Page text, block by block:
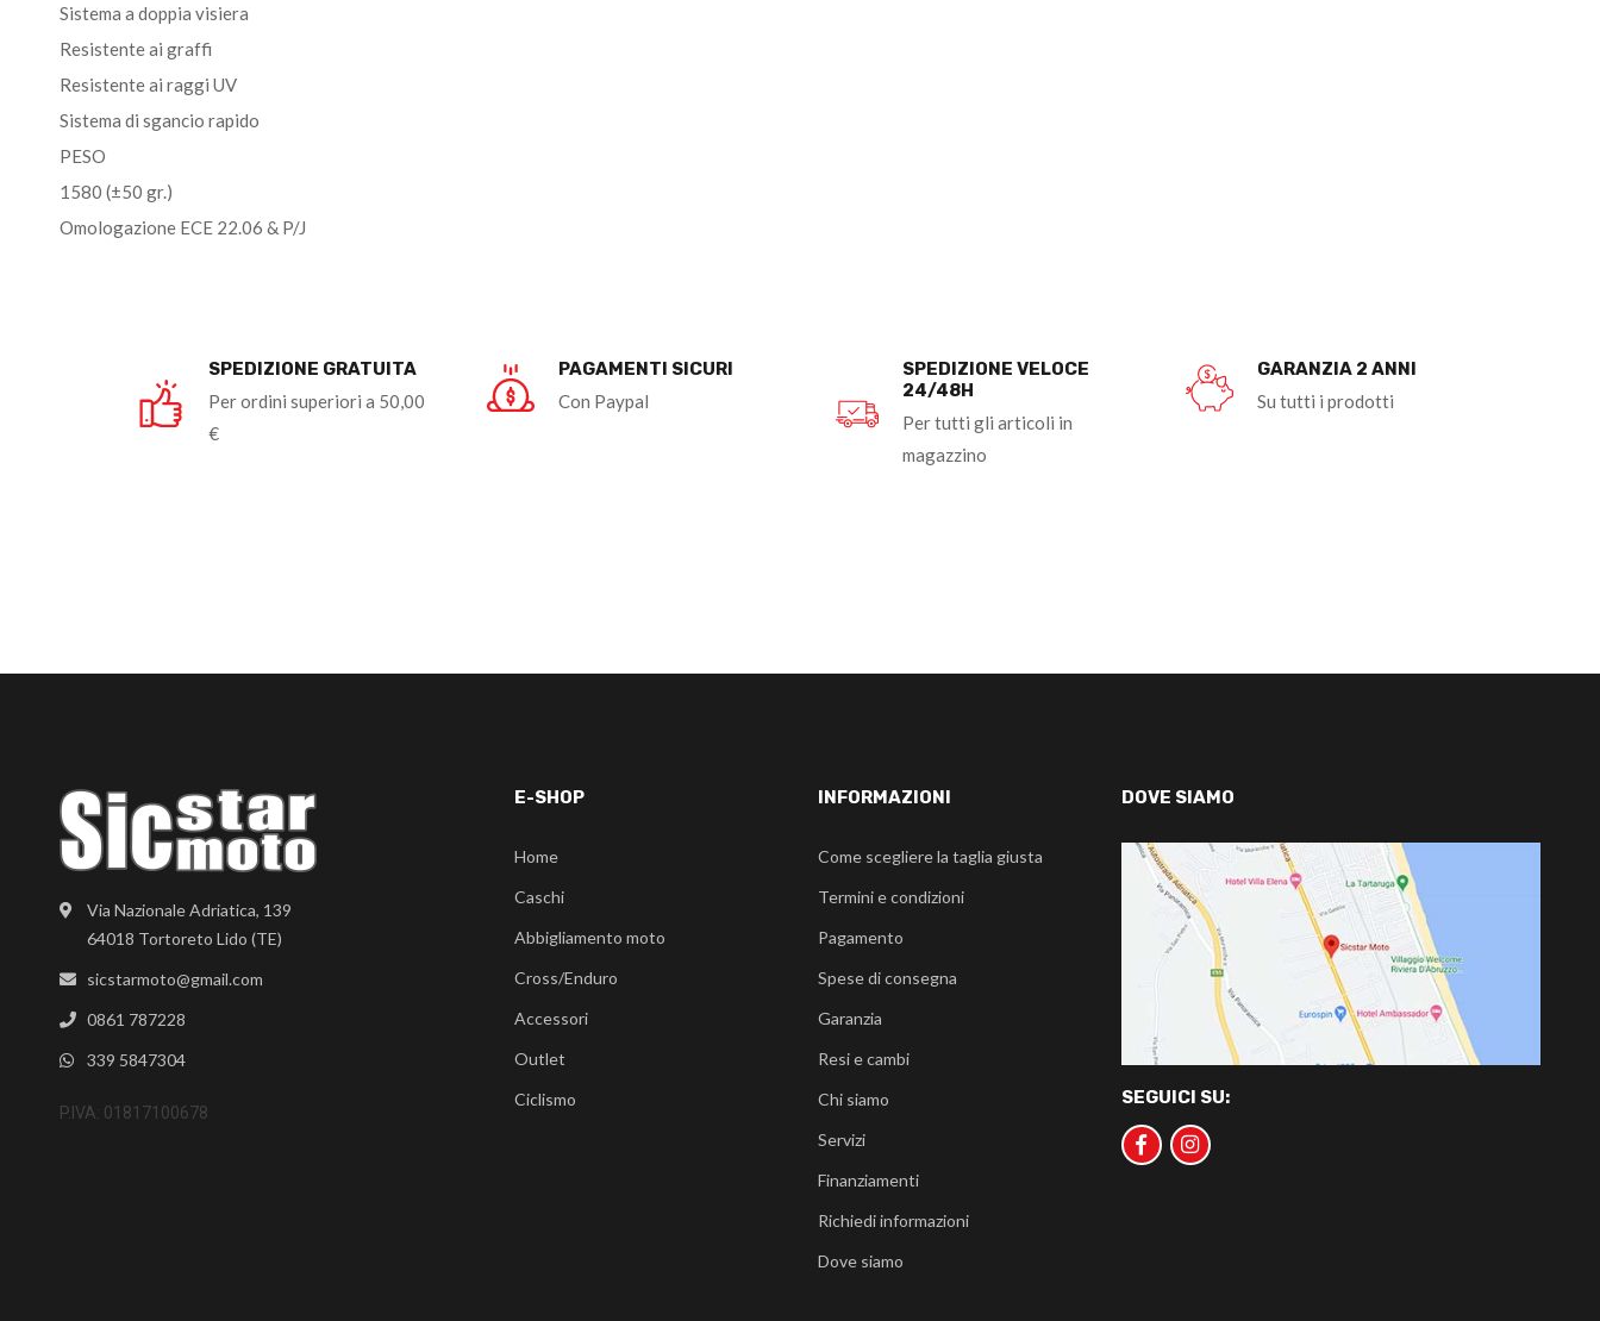
Sistema a doppia visiera
Resistente ai graffi
Resistente ai raggi UV
Sistema di sgancio rapido
PESO
1580 (±50 gr.)
Omologazione ECE 22.06 & P/J
SPEDIZIONE GRATUITA
Per ordini superiori a 50,00
€
PAGAMENTI SICURI
Con Paypal
SPEDIZIONE VELOCE
24/48H
Per tutti gli articoli in
magazzino
GARANZIA 2 ANNI
Su tutti i prodotti
Via Nazionale Adriatica, 139
64018 Tortoreto Lido (TE)
sicstarmoto@gmail.com
0861 787228
339 5847304
P.IVA: 01817100678
E-SHOP
Home
Caschi
Abbigliamento moto
Cross/Enduro
Accessori
Outlet
Ciclismo
INFORMAZIONI
Come scegliere la taglia giusta
Termini e condizioni
Pagamento
Spese di consegna
Garanzia
Resi e cambi
Chi siamo
Servizi
Finanziamenti
Richiedi informazioni
Dove siamo
DOVE SIAMO
SEGUICI SU: